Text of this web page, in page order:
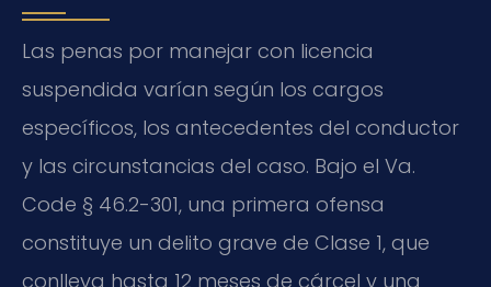
Las penas por manejar con licencia
suspendida varían según los cargos
específicos, los antecedentes del conductor
y las circunstancias del caso. Bajo el Va.
Code § 46.2-301, una primera ofensa
constituye un delito grave de Clase 1, que
conlleva hasta 12 meses de cárcel y una